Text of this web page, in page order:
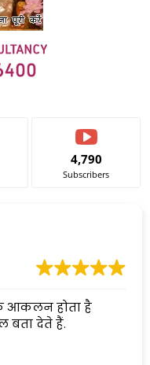
4,790
Subscribers
आकलन होता है
बता देते हैं.